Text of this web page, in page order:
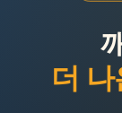
더 나